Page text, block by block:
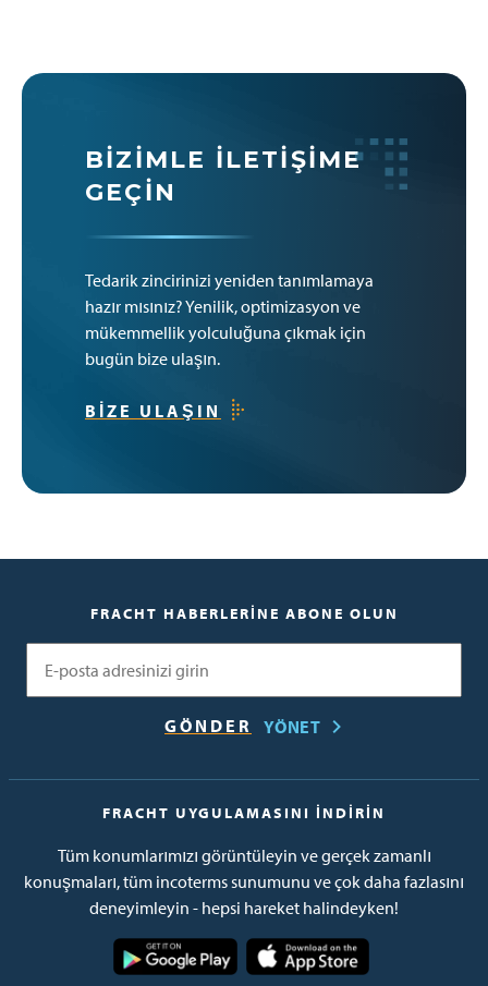
BIZIMLE İLETIŞIME
GEÇIN
Tedarik zincirinizi yeniden tanımlamaya
hazır mısınız? Yenilik, optimizasyon ve
mükemmellik yolculuğuna çıkmak için
bugün bize ulaşın.
BIZE ULAŞIN
FRACHT HABERLERINE ABONE OLUN
YÖNET
FRACHT UYGULAMASINI İNDIRIN
Tüm konumlarımızı görüntüleyin ve gerçek zamanlı
konuşmaları, tüm incoterms sunumunu ve çok daha fazlasını
deneyimleyin - hepsi hareket halindeyken!
Resim
Resim